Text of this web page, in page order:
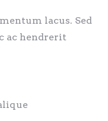
lacus. Sed
ac hendrerit